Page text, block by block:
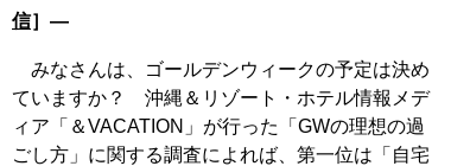
信］―
みなさんは、ゴールデンウィークの予定は決め
ていますか？ 沖縄＆リゾート・ホテル情報メデ
ィア「＆VACATION」が行った「GWの理想の過
ごし方」に関する調査によれば、第一位は「自宅